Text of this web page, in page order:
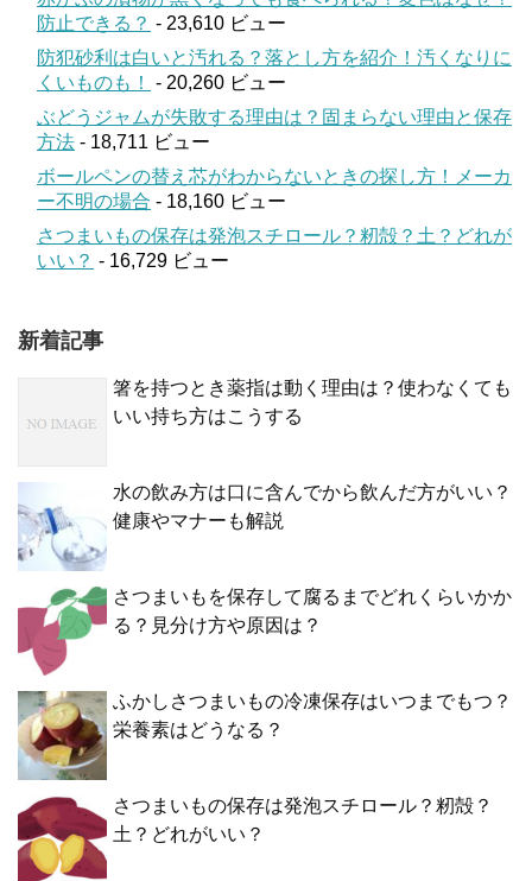
防止できる？ - 23,610 ビュー
防犯砂利は白いと汚れる？落とし方を紹介！汚くなりに
くいものも！
- 20,260 ビュー
ぶどうジャムが失敗する理由は？固まらない理由と保存
方法 - 18,711 ビュー
ボールペンの替え芯がわからないときの探し方！メーカ
ー不明の場合 - 18,160 ビュー
さつまいもの保存は発泡スチロール？籾殻？土？どれが
いい？ - 16,729 ビュー
新着記事
箸を持つとき薬指は動く理由は？使わなくても
いい持ち方はこうする
水の飲み方は口に含んでから飲んだ方がいい？
健康やマナーも解説
さつまいもを保存して腐るまでどれくらいかか
る？見分け方や原因は？
ふかしさつまいもの冷凍保存はいつまでもつ？
栄養素はどうなる？
さつまいもの保存は発泡スチロール？籾殻？
土？どれがいい？